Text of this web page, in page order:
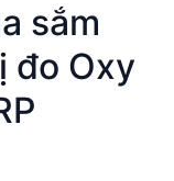
sắm
đo Oxy